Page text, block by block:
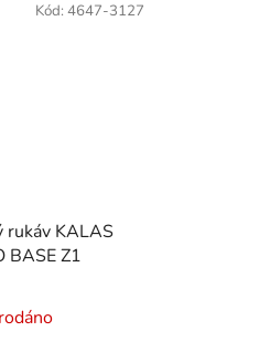
rukáv KALAS
BASE Z1
Kód: 4647-3127